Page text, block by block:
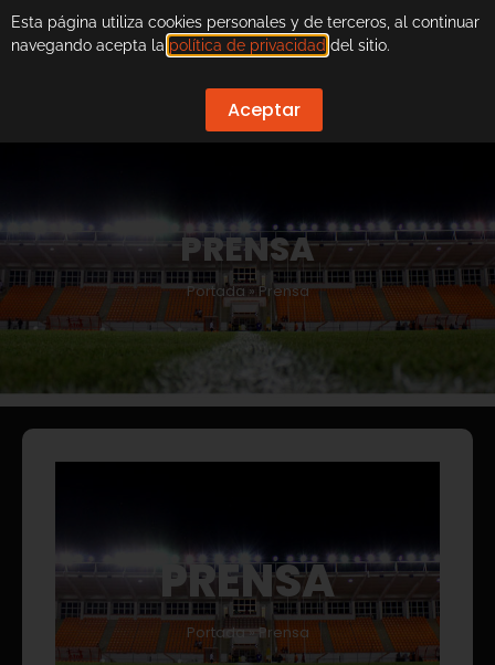
PRENSA
Portada»Prensa
PRENSA
Portada»Prensa
Esta página utiliza cookies personales y de terceros, al continuar
navegando acepta la política de privacidad del sitio.
Aceptar